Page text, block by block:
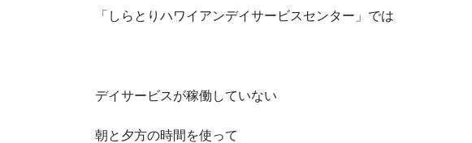
「しらとりハワイアンデイサービスセンター」では
デイサービスが稼働していない
朝と夕方の時間を使って